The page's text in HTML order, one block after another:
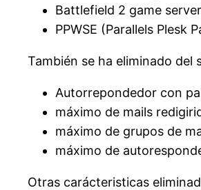
Battlefield 2 game
PPWSE (Parallels Plesk
También se ha eliminado del
Autorrepondedor con
máximo de mails
máximo de grupos de
máximo de
Otras carácteristicas